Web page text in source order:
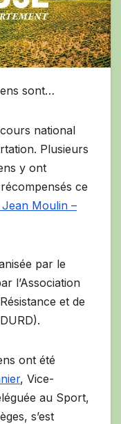
sont…
national
Plusieurs
y ont
ce
Moulin –
par le
l’Association
et de
ont été
, Vice-
au Sport,
s’est